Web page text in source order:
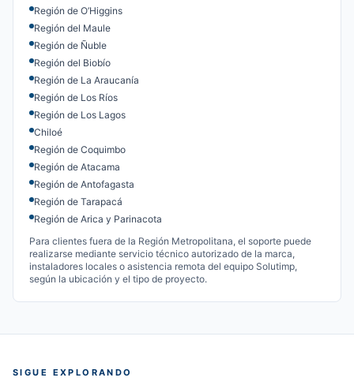
Región de O’Higgins
Región del Maule
Región de Ñuble
Región del Biobío
Región de La Araucanía
Región de Los Ríos
Región de Los Lagos
Chiloé
Región de Coquimbo
Región de Atacama
Región de Antofagasta
Región de Tarapacá
Región de Arica y Parinacota
Para clientes fuera de la Región Metropolitana, el soporte puede
realizarse mediante servicio técnico autorizado de la marca,
instaladores locales o asistencia remota del equipo Solutimp,
según la ubicación y el tipo de proyecto.
SIGUE EXPLORANDO